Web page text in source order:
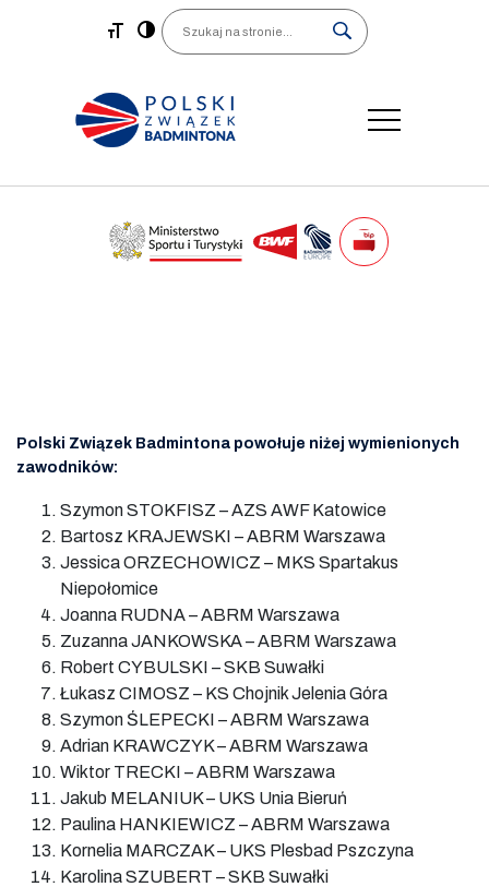
Main Navigation
Search
Polski Związek Badmintona powołuje niżej wymienionych
zawodników:
Szymon STOKFISZ – AZS AWF Katowice
Bartosz KRAJEWSKI – ABRM Warszawa
Jessica ORZECHOWICZ – MKS Spartakus
Niepołomice
Joanna RUDNA – ABRM Warszawa
Zuzanna JANKOWSKA – ABRM Warszawa
Robert CYBULSKI – SKB Suwałki
Łukasz CIMOSZ – KS Chojnik Jelenia Góra
Szymon ŚLEPECKI – ABRM Warszawa
Adrian KRAWCZYK – ABRM Warszawa
Wiktor TRECKI – ABRM Warszawa
Jakub MELANIUK – UKS Unia Bieruń
Paulina HANKIEWICZ – ABRM Warszawa
Kornelia MARCZAK – UKS Plesbad Pszczyna
Karolina SZUBERT – SKB Suwałki